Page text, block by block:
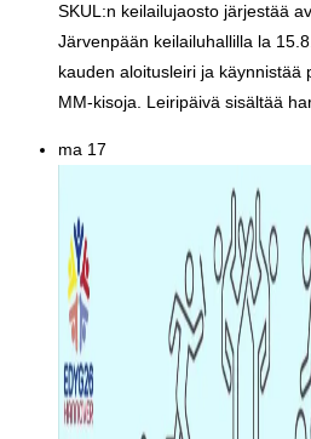
SKUL:n keilailujaosto järjestää
Järvenpään keilailuhallilla la
kauden aloitusleiri ja käynnistää
MM-kisoja. Leiripäivä sisältää
ma 17